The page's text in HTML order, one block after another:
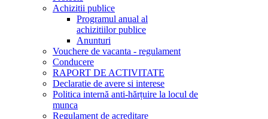
Achizitii publice
Programul anual al
achizitiilor publice
Anunturi
Vouchere de vacanta - regulament
Conducere
RAPORT DE ACTIVITATE
Declaratie de avere si interese
Politica internă anti-hărțuire la locul de
munca
Regulament de acreditare